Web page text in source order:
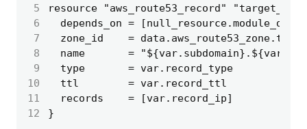
5
resource "aws_route53_record"
6
depends_on =
7
zone_id    =
8
name       =
9
type       = var.record_type
10
ttl        = var.record_ttl
11
records    = [var.record_ip]
12
}